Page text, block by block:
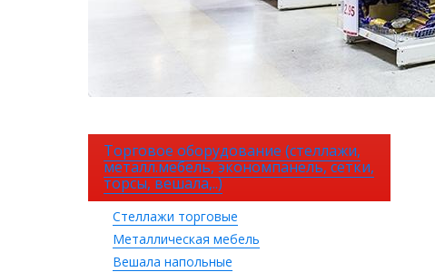
Торговое оборудование (стеллажи,
металл.мебель, экономпанель, сетки,
торсы, вешала,..)
Стеллажи торговые
Металлическая мебель
Вешала напольные